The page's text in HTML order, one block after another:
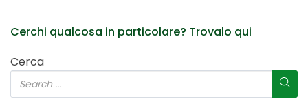
Cerchi qualcosa in particolare? Trovalo qui
Cerca